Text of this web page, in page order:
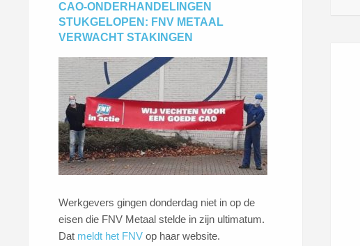
CAO-ONDERHANDELINGEN
STUKGELOPEN: FNV METAAL
VERWACHT STAKINGEN
Werkgevers gingen donderdag niet in op de
eisen die FNV Metaal stelde in zijn ultimatum.
Dat meldt het FNVop haar website.